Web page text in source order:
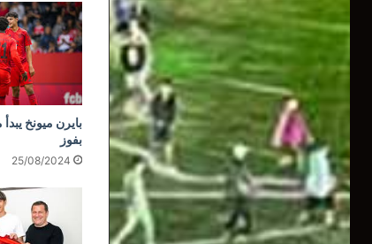
بايرن ميونخ
بفوز
25/08/2024